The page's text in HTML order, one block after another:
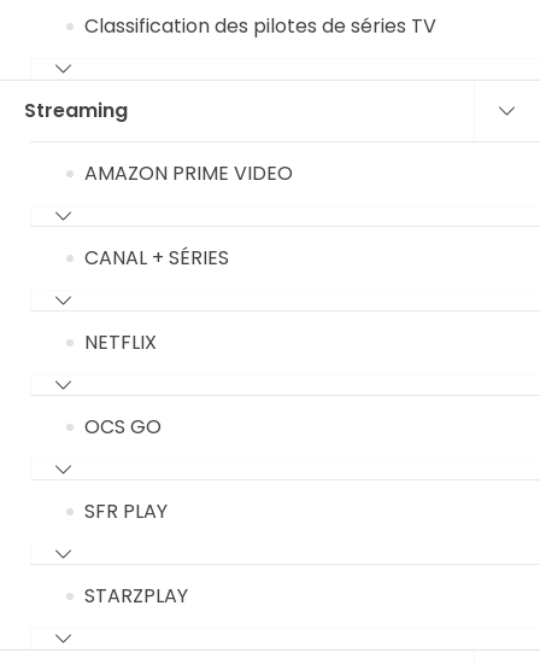
Classification des pilotes de séries TV
Streaming
AMAZON PRIME VIDEO
CANAL + SÉRIES
NETFLIX
OCS GO
SFR PLAY
STARZPLAY